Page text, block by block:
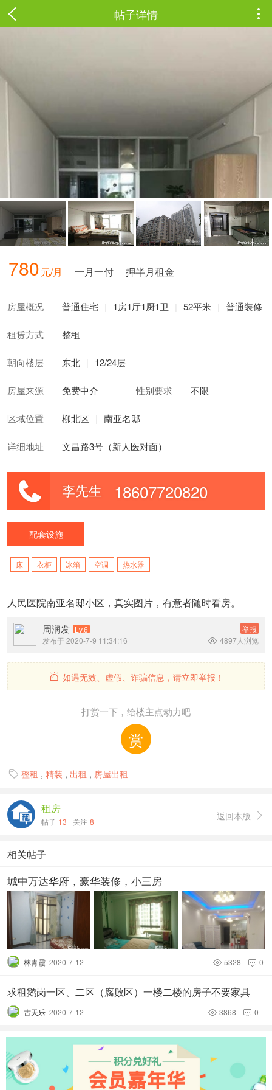
帖子详情 
780元/月 一月一付 押半月租金
房屋概况 普通住宅 1房1厅1厨1卫 52平米 普通装修
租赁方式 整租
朝向楼层 东北 12/24层
房屋来源 免费中介 性别要求 不限
区域位置 柳北区 南亚名邸
详细地址 文昌路3号（新人医对面）
李先生 18607720820
配套设施
床 衣柜 冰箱 空调 热水器
人民医院南亚名邸小区，真实图片，有意者随时看房。
周润发 Lv.6
举报
发布于 2020-7-9 11:34:16
 4897人浏览
 如遇无效、虚假、诈骗信息，请立即举报！
打赏一下，给楼主点动力吧
赏
 整租 , 精装 , 出租 , 房屋出租
租房
帖子 13 关注 8 返回本版 
相关帖子
城中万达华府，豪华装修，小三房
林青霞 2020-7-12  0
 5328
求租鹅岗一区、二区（腐败区）一楼二楼的房子不要家具
古天乐 2020-7-12  0
 3868